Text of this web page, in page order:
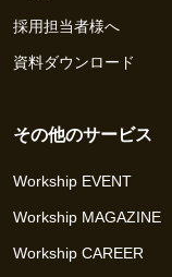
採用担当者様へ
資料ダウンロード
その他のサービス
Workship EVENT
Workship MAGAZINE
Workship CAREER